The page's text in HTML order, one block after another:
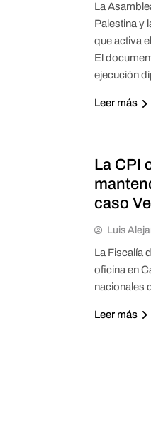
La
Palestina y
que activa
El
ejecución
Leer más
La CPI
caso
Luis
La Fiscalía
oficina en
nacionales
Leer más